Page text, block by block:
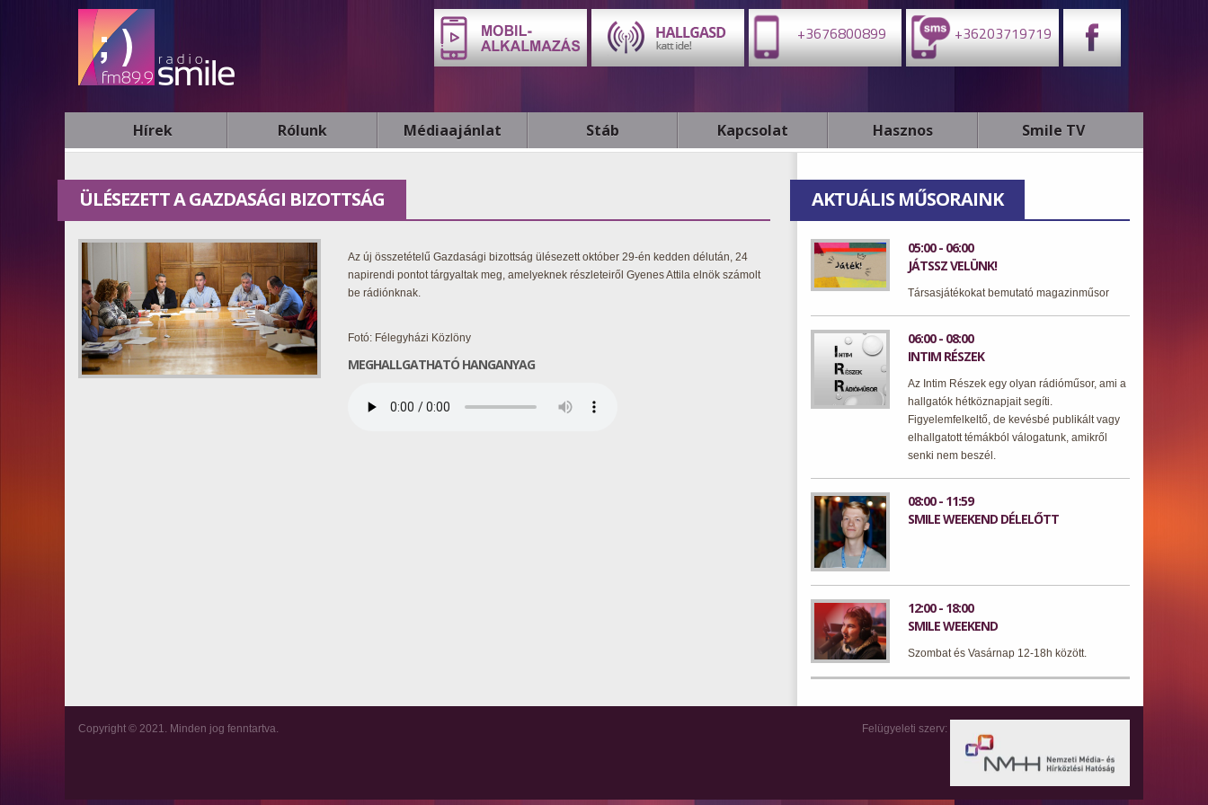
+3676800899 +36203719719
Hírek Rólunk Médiaajánlat Stáb Kapcsolat Hasznos Smile TV
ÜLÉSEZETT A GAZDASÁGI BIZOTTSÁG
Az új összetételű Gazdasági bizottság ülésezett október 29-én kedden délután, 24
napirendi pontot tárgyaltak meg, amelyeknek részleteiről Gyenes Attila elnök számolt
be rádiónknak.
Fotó: Félegyházi Közlöny
MEGHALLGATHATÓ HANGANYAG
AKTUÁLIS MŰSORAINK
05:00 - 06:00
JÁTSSZ VELÜNK!
Társasjátékokat bemutató magazinműsor
06:00 - 08:00
INTIM RÉSZEK
Az Intim Részek egy olyan rádióműsor, ami a
hallgatók hétköznapjait segíti.
Figyelemfelkeltő, de kevésbé publikált vagy
elhallgatott témákból válogatunk, amikről
senki nem beszél.
08:00 - 11:59
SMILE WEEKEND DÉLELŐTT
12:00 - 18:00
SMILE WEEKEND
Szombat és Vasárnap 12-18h között.
Copyright © 2021. Minden jog fenntartva. Felügyeleti szerv: